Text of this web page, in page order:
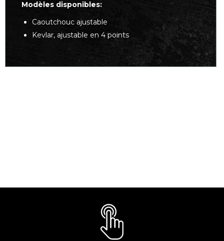
Modèles disponibles:
Caoutchouc ajustable
Kevlar, ajustable en 4 points